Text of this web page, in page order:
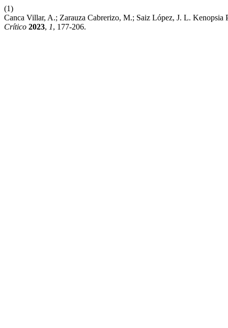
(1)
Canca Villar, A.; Zarauza Cabrerizo, M.; Saiz López, J. L.
Crítico 2023, 1, 177-206.